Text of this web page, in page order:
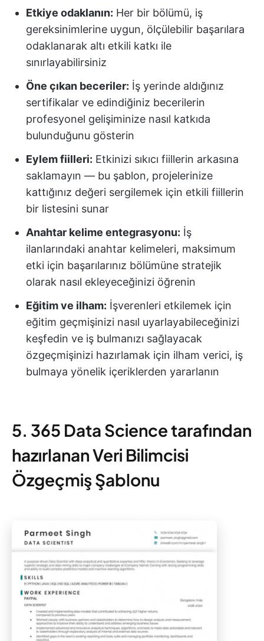
Etkiye odaklanın: Her bir bölümü, iş
gereksinimlerine uygun, ölçülebilir başarılara
odaklanarak altı etkili katkı ile
sınırlayabilirsiniz
Öne çıkan beceriler: İş yerinde aldığınız
sertifikalar ve edindiğiniz becerilerin
profesyonel gelişiminize nasıl katkıda
bulunduğunu gösterin
Eylem fiilleri: Etkinizi sıkıcı fiillerin arkasına
saklamayın — bu şablon, projelerinize
kattığınız değeri sergilemek için etkili fiillerin
bir listesini sunar
Anahtar kelime entegrasyonu: İş
ilanlarındaki anahtar kelimeleri, maksimum
etki için başarılarınız bölümüne stratejik
olarak nasıl ekleyeceğinizi öğrenin
Eğitim ve ilham: İşverenleri etkilemek için
eğitim geçmişinizi nasıl uyarlayabileceğinizi
keşfedin ve iş bulmanızı sağlayacak
özgeçmişinizi hazırlamak için ilham verici, iş
bulmaya yönelik içeriklerden yararlanın
5. 365 Data Science tarafından
hazırlanan Veri Bilimcisi
Özgeçmiş Şablonu